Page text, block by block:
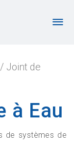
/ Joint de
à Eau
de systèmes de